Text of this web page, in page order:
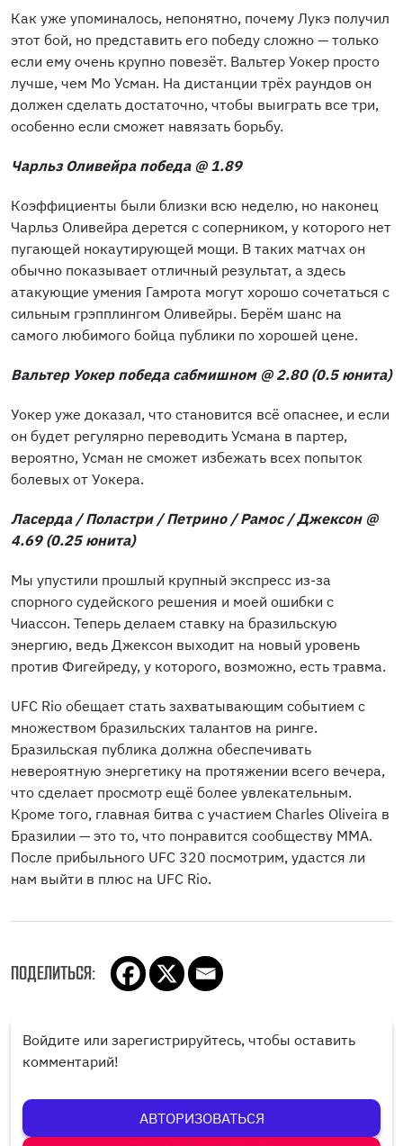
Как уже упоминалось, непонятно, почему Лукэ получил
этот бой, но представить его победу сложно — только
если ему очень крупно повезёт. Вальтер Уокер просто
лучше, чем Мо Усман. На дистанции трёх раундов он
должен сделать достаточно, чтобы выиграть все три,
особенно если сможет навязать борьбу.
Чарльз Оливейра победа @ 1.89
Коэффициенты были близки всю неделю, но наконец
Чарльз Оливейра дерется с соперником, у которого нет
пугающей нокаутирующей мощи. В таких матчах он
обычно показывает отличный результат, а здесь
атакующие умения Гамрота могут хорошо сочетаться с
сильным грэпплингом Оливейры. Берём шанс на
самого любимого бойца публики по хорошей цене.
Вальтер Уокер победа сабмишном @ 2.80 (0.5 юнита)
Уокер уже доказал, что становится всё опаснее, и если
он будет регулярно переводить Усмана в партер,
вероятно, Усман не сможет избежать всех попыток
болевых от Уокера.
Ласерда / Поластри / Петрино / Рамос / Джексон @
4.69 (0.25 юнита)
Мы упустили прошлый крупный экспресс из-за
спорного судейского решения и моей ошибки с
Чиассон. Теперь делаем ставку на бразильскую
энергию, ведь Джексон выходит на новый уровень
против Фигейреду, у которого, возможно, есть травма.
UFC Rio обещает стать захватывающим событием с
множеством бразильских талантов на ринге.
Бразильская публика должна обеспечивать
невероятную энергетику на протяжении всего вечера,
что сделает просмотр ещё более увлекательным.
Кроме того, главная битва с участием Charles Oliveira в
Бразилии — это то, что понравится сообществу MMA.
После прибыльного UFC 320 посмотрим, удастся ли
нам выйти в плюс на UFC Rio.
ПОДЕЛИТЬСЯ:
Войдите или зарегистрируйтесь, чтобы оставить
комментарий!
АВТОРИЗОВАТЬСЯ